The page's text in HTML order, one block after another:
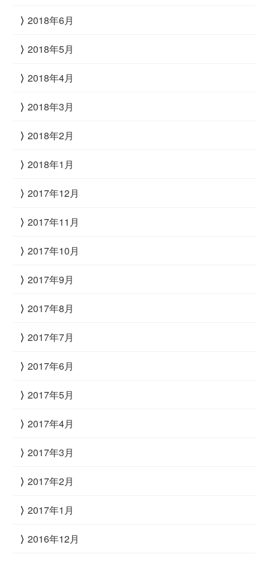
2018年6月
2018年5月
2018年4月
2018年3月
2018年2月
2018年1月
2017年12月
2017年11月
2017年10月
2017年9月
2017年8月
2017年7月
2017年6月
2017年5月
2017年4月
2017年3月
2017年2月
2017年1月
2016年12月